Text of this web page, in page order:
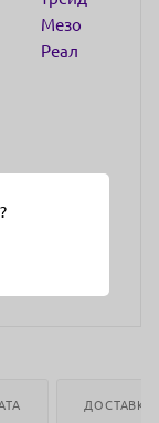
и может
ДОСТАВКА